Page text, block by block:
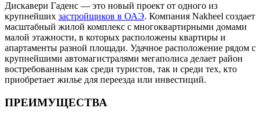
Дискавери Гаденс — это новый проект от одного из
крупнейших застройщиков в ОАЭ. Компания Nakheel создает
масштабный жилой комплекс с многоквартирными домами
малой этажности, в которых расположены квартиры и
апартаменты разной площади. Удачное расположение рядом с
крупнейшими автомагистралями мегаполиса делает район
востребованным как среди туристов, так и среди тех, кто
приобретает жилье для переезда или инвестиций.
ПРЕИМУЩЕСТВА